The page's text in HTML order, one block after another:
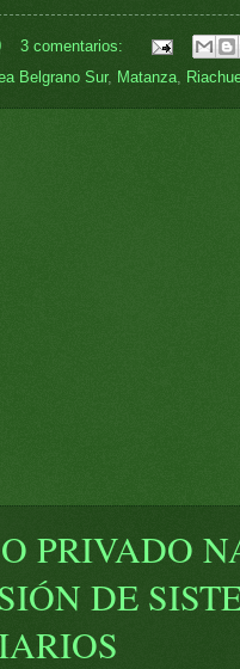
3 comentarios:
Belgrano Sur, Matanza,
PRIVADO
DE